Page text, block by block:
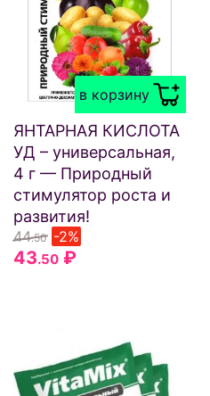
в корзину
ЯНТАРНАЯ КИСЛОТА
УД – универсальная,
4 г — Природный
стимулятор роста и
развития!
44.50 -2%
43.50 ₽